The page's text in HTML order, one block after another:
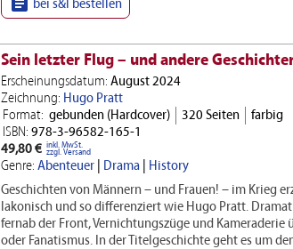
bei s&l bestellen
Sein letzter Flug – und andere
Erscheinungsdatum: August 2024
Zeichnung: Hugo Pratt
Format: gebunden (Hardcover) 320 Seiten
farbig
ISBN: 978-3-96582-165-1
49,80 € inkl. MwSt.
zzgl. Versand
Genre: Abenteuer Drama
History
Geschichten von Männern – und Frauen! – im Krieg
lakonisch und so differenziert wie Hugo Pratt.
fernab der Front, Vernichtungszüge und Kameraderie
oder Fanatismus. In der Titelgeschichte geht es um